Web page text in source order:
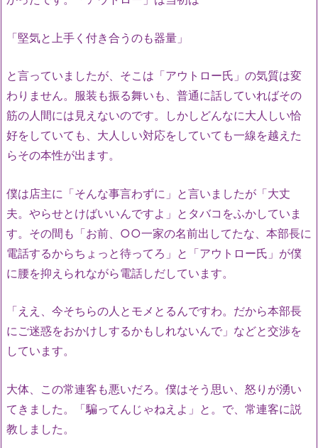
「堅気と上手く付き合うのも器量」
と言っていましたが、そこは「アウトロー氏」の気質は変
わりません。服装も振る舞いも、普通に話していればその
筋の人間には見えないのです。しかしどんなに大人しい恰
好をしていても、大人しい対応をしていても一線を越えた
らその本性が出ます。
僕は店主に「そんな事言わずに」と言いましたが「大丈
夫。やらせとけばいいんですよ」とタバコをふかしていま
す。その間も「お前、○○一家の名前出してたな、本部長に
電話するからちょっと待ってろ」と「アウトロー氏」が僕
に腰を抑えられながら電話しだしています。
「ええ、今そちらの人とモメとるんですわ。だから本部長
にご迷惑をおかけしするかもしれないんで」などと交渉を
しています。
大体、この常連客も悪いだろ。僕はそう思い、怒りが湧い
てきました。「騙ってんじゃねえよ」と。で、常連客に説
教しました。